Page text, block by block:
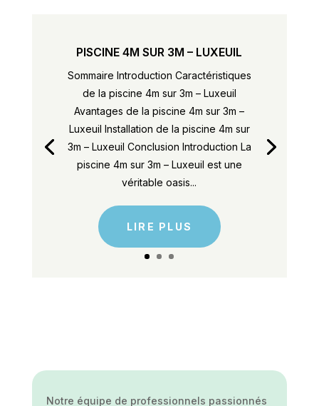
PISCINE 4M SUR 3M – LUXEUIL
Sommaire Introduction Caractéristiques
de la piscine 4m sur 3m – Luxeuil
Avantages de la piscine 4m sur 3m –
Luxeuil Installation de la piscine 4m sur
3m – Luxeuil Conclusion Introduction La
piscine 4m sur 3m – Luxeuil est une
véritable oasis...
LIRE PLUS
Notre équipe de professionnels passionnés